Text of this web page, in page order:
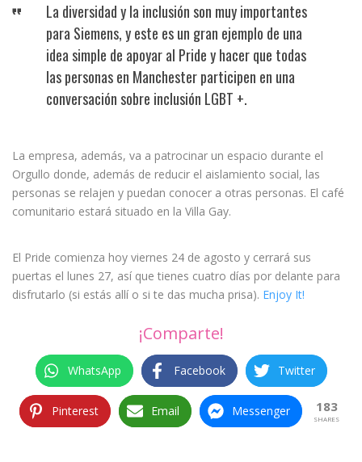
La diversidad y la inclusión son muy importantes
para Siemens, y este es un gran ejemplo de una
idea simple de apoyar al Pride y hacer que todas
las personas en Manchester participen en una
conversación sobre inclusión LGBT +.
La empresa, además, va a patrocinar un espacio durante el
Orgullo donde, además de reducir el aislamiento social, las
personas se relajen y puedan conocer a otras personas. El café
comunitario estará situado en la Villa Gay.
El Pride comienza hoy viernes 24 de agosto y cerrará sus
puertas el lunes 27, así que tienes cuatro días por delante para
disfrutarlo (si estás allí o si te das mucha prisa). Enjoy It!
¡Comparte!
WhatsApp Facebook Twitter
Pinterest Email Messenger 183
SHARES